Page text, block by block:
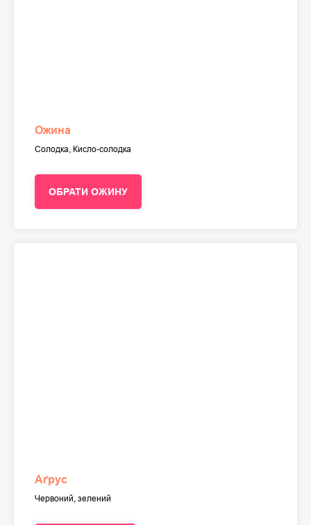
Ожина
Солодка, Кисло-солодка
ОБРАТИ ОЖИНУ
Аґрус
Червоний, зелений